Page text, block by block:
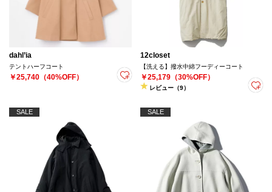
dahl’ia
テントハーフコート
￥25,740（40%OFF）
12closet
【洗える】撥水中綿フーディーコート
￥25,179（30%OFF）
レビュー（9）
SALE SALE